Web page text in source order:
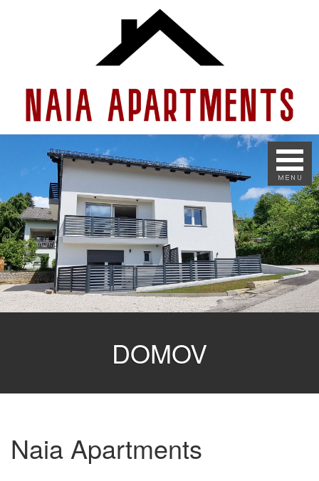
DOMOV
Naia Apartments